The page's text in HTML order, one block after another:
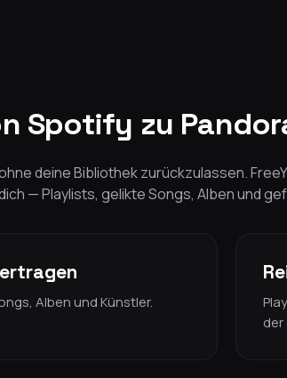
Spotify zu
deine Bibliothek zurückzulassen.
— Playlists, gelikte Songs, Alben und
Alben und Künstler.